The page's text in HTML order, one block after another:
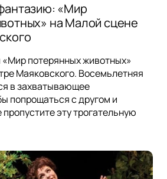
«Мир
на Малой сцене
потерянных животных»
Маяковского. Восемьлетняя
в захватывающее
попрощаться с другом и
эту трогательную